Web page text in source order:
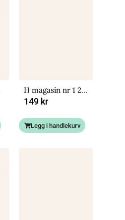
H magasin nr 1 2023
149 kr
Legg i handlekurv